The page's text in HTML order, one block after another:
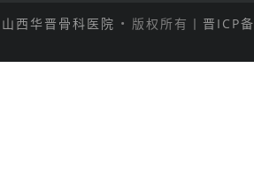
山西华晋骨科医院 • 版权所有丨 晋ICP